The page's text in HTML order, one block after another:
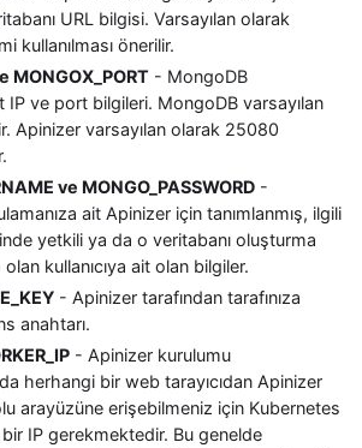
URL bilgisi. Varsayılan olarak
kullanılması önerilir.
MONGOX_PORT - MongoDB
IP ve port bilgileri. MongoDB varsayılan
Apinizer varsayılan olarak 25080
ve MONGO_PASSWORD -
ait Apinizer için tanımlanmış, ilgili
yetkili ya da o veritabanı oluşturma
kullanıcıya ait olan bilgiler.
- Apinizer tarafından tarafınıza
anahtarı.
- Apinizer kurulumu
herhangi bir web tarayıcıdan Apinizer
arayüzüne erişebilmeniz için Kubernetes
bir IP gerekmektedir. Bu genelde